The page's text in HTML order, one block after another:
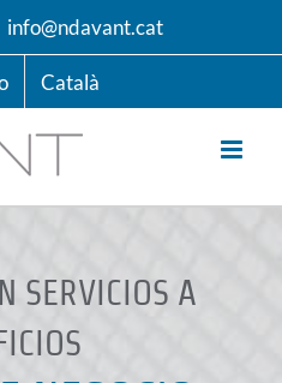
info@ndavant.cat
Català
SERVICIOS A